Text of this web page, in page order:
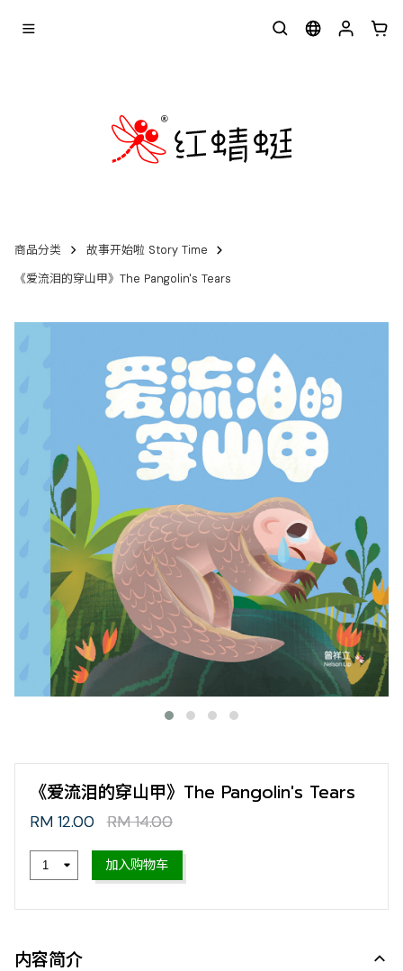
商品分类
故事开始啦 Story Time
《爱流泪的穿山甲》The Pangolin's Tears
《爱流泪的穿山甲》The Pangolin's Tears
RM 12.00 RM 14.00
加入购物车
内容简介